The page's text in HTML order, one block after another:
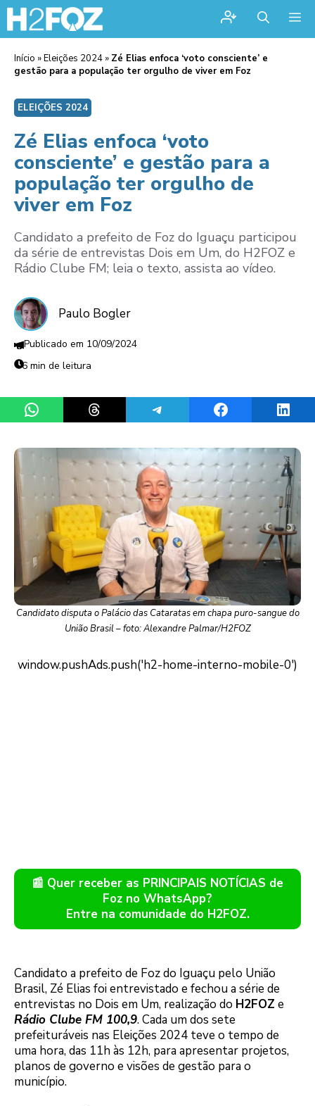
Início »Eleições 2024 » Zé Elias enfoca ‘voto consciente’ e
gestão para a população ter orgulho de viver em Foz
ELEIÇÕES 2024
Zé Elias enfoca ‘voto
consciente’ e gestão para a
população ter orgulho de
viver em Foz
Candidato a prefeito de Foz do Iguaçu participou
da série de entrevistas Dois em Um, do H2FOZ e
Rádio Clube FM; leia o texto, assista ao vídeo.
Paulo Bogler
10/09/2024
6 min de leitura
Share on WhatsAppShare on ThreadsShare on TelegramShare on Facebook
Candidato disputa o Palácio das Cataratas em chapa puro-sangue do
União Brasil – foto: Alexandre Palmar/H2FOZ
📰 Quer receber as PRINCIPAIS NOTÍCIAS de
Foz no WhatsApp?
Entre na comunidade do H2FOZ.
Candidato a prefeito de Foz do Iguaçu pelo União
Brasil, Zé Elias foi entrevistado e fechou a série de
entrevistas no Dois em Um, realização do H2FOZ e
Rádio Clube FM 100,9. Cada um dos sete
prefeituráveis nas Eleições 2024 teve o tempo de
uma hora, das 11h às 12h, para apresentar projetos,
planos de governo e visões de gestão para o
município.